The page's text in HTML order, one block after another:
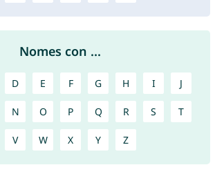
Nomes con ...
D E F G H I J
N O P Q R S T
V W X Y Z